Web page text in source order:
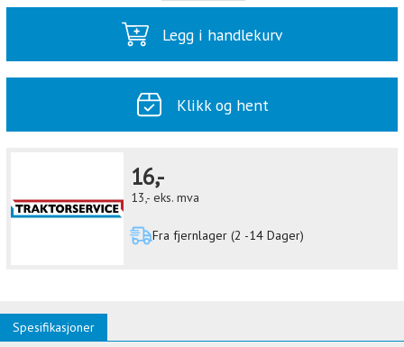
Legg i handlekurv
Klikk og hent
16,-
13,- eks. mva
Fra fjernlager (2 -14 Dager)
Spesifikasjoner